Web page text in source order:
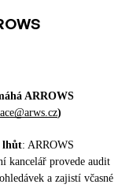
ARROWS
)
lhůt: ARROWS
kancelář provede audit
a zajistí včasné